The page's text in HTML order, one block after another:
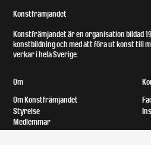
Konstfrämjandet
Konstfrämjandet är en organisation bildad
konstbildning och med att föra ut konst till
verkar i hela Sverige.
Om
Om Konstfrämjandet
Styrelse
Medlemmar
Lokal och tillgänglighet